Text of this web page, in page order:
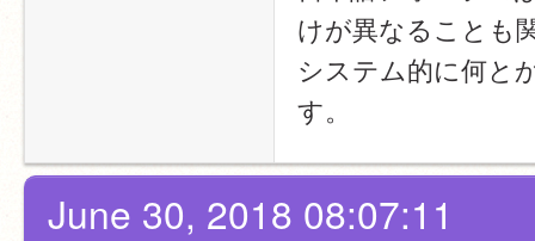
けが異なることも
システム的に何と
す。
June 30, 2018 08:07:11